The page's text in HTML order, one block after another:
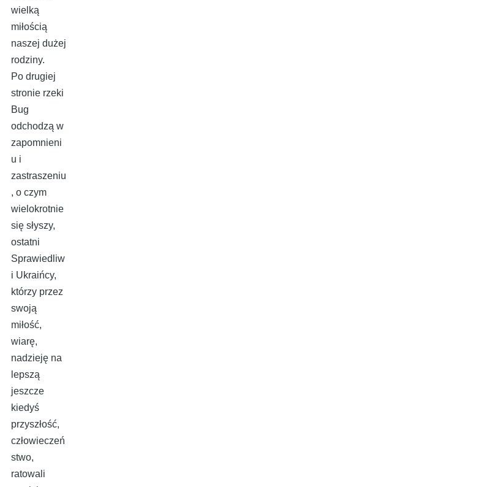
wielką
miłością
naszej dużej
rodziny.
Po drugiej
stronie rzeki
Bug
odchodzą w
zapomnieni
u i
zastraszeniu
, o czym
wielokrotnie
się słyszy,
ostatni
Sprawiedliw
i Ukraińcy,
którzy przez
swoją
miłość,
wiarę,
nadzieję na
lepszą
jeszcze
kiedyś
przyszłość,
człowieczeń
stwo,
ratowali